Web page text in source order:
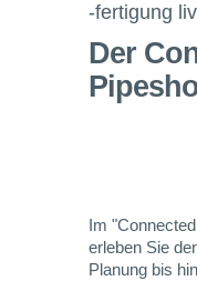
-fertigung
Der
Im
erleben Sie
Planung bis